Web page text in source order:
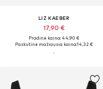
LIZ KAEBER
17,90 €
Pradinė kaina: 44,90 €
Paskutinė mažiausia kaina:14,32 €